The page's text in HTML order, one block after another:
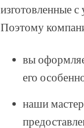
изготовленные
Поэтому
вы
его
наши